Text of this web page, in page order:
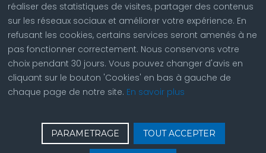
réaliser des statistiques de visites, partager des contenus
sur les réseaux sociaux et améliorer votre expérience. En
refusant les cookies, certains services seront amenés à ne
pas fonctionner correctement. Nous conservons votre
choix pendant 30 jours. Vous pouvez changer d'avis en
cliquant sur le bouton 'Cookies' en bas à gauche de
chaque page de notre site. En savoir plus
PARAMETRAGE TOUT ACCEPTER
Contactez nous | © Copyright 2023 |Plan du site|
Réalisation du site parABC Site Web| Seconnecter| Accès